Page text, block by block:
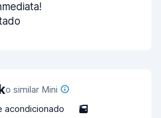
o similar Mini
acondicionado 5